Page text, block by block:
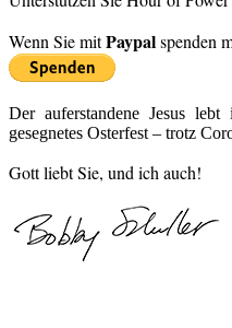
Wenn Sie mitPaypalspenden
Der auferstandene Jesus
gesegnetes Osterfest – trotz
Gott liebt Sie, und ich auch!